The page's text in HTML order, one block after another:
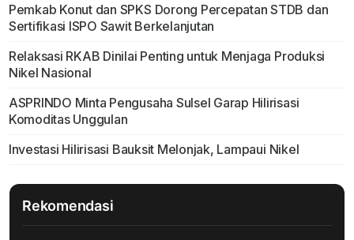
Pemkab Konut dan SPKS Dorong Percepatan STDB dan
Sertifikasi ISPO Sawit Berkelanjutan
Relaksasi RKAB Dinilai Penting untuk Menjaga Produksi
Nikel Nasional
ASPRINDO Minta Pengusaha Sulsel Garap Hilirisasi
Komoditas Unggulan
Investasi Hilirisasi Bauksit Melonjak, Lampaui Nikel
Rekomendasi